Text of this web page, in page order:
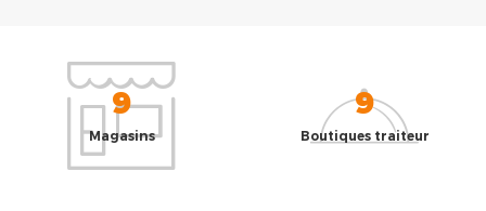
9
Magasins
9
Boutiques traiteur